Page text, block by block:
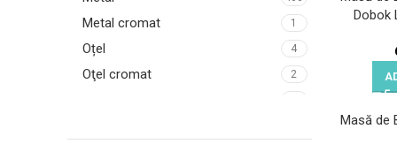
Stejar deschis 2
Metal cromat 1
Oțel 4
Oţel cromat 2
Dobok
Masă de